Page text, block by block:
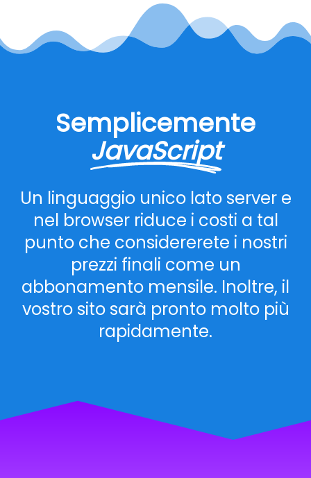
Semplicemente
JavaScript
Un linguaggio unico lato server e
nel browser riduce i costi a tal
punto che considererete i nostri
prezzi finali come un
abbonamento mensile. Inoltre, il
vostro sito sarà pronto molto più
rapidamente.